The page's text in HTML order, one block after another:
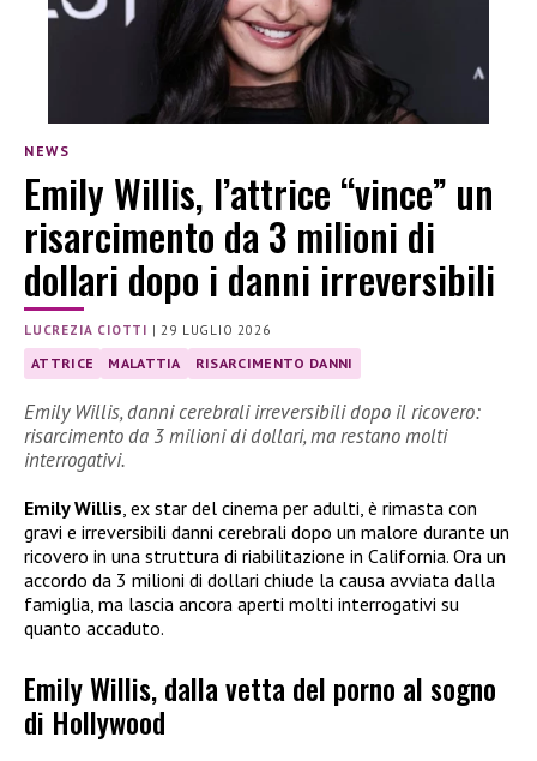
NEWS
Emily Willis, l’attrice “vince” un
risarcimento da 3 milioni di
dollari dopo i danni irreversibili
LUCREZIA CIOTTI |29 LUGLIO 2026
ATTRICE MALATTIA RISARCIMENTO DANNI
Emily Willis, danni cerebrali irreversibili dopo il ricovero:
risarcimento da 3 milioni di dollari, ma restano molti
interrogativi.
Emily Willis , ex star del cinema per adulti, è rimasta con
gravi e irreversibili danni cerebrali dopo un malore durante un
ricovero in una struttura di riabilitazione in California. Ora un
accordo da 3 milioni di dollari chiude la causa avviata dalla
famiglia, ma lascia ancora aperti molti interrogativi su
quanto accaduto.
Emily Willis, dalla vetta del porno al sogno
di Hollywood